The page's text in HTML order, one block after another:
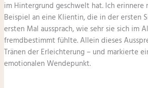
im Hintergrund geschwelt hat. Ich erinnere
Beispiel an eine Klientin, die in der ersten
ersten Mal aussprach, wie sehr sie sich im
fremdbestimmt fühlte. Allein dieses
Tränen der Erleichterung – und markierte
emotionalen Wendepunkt.